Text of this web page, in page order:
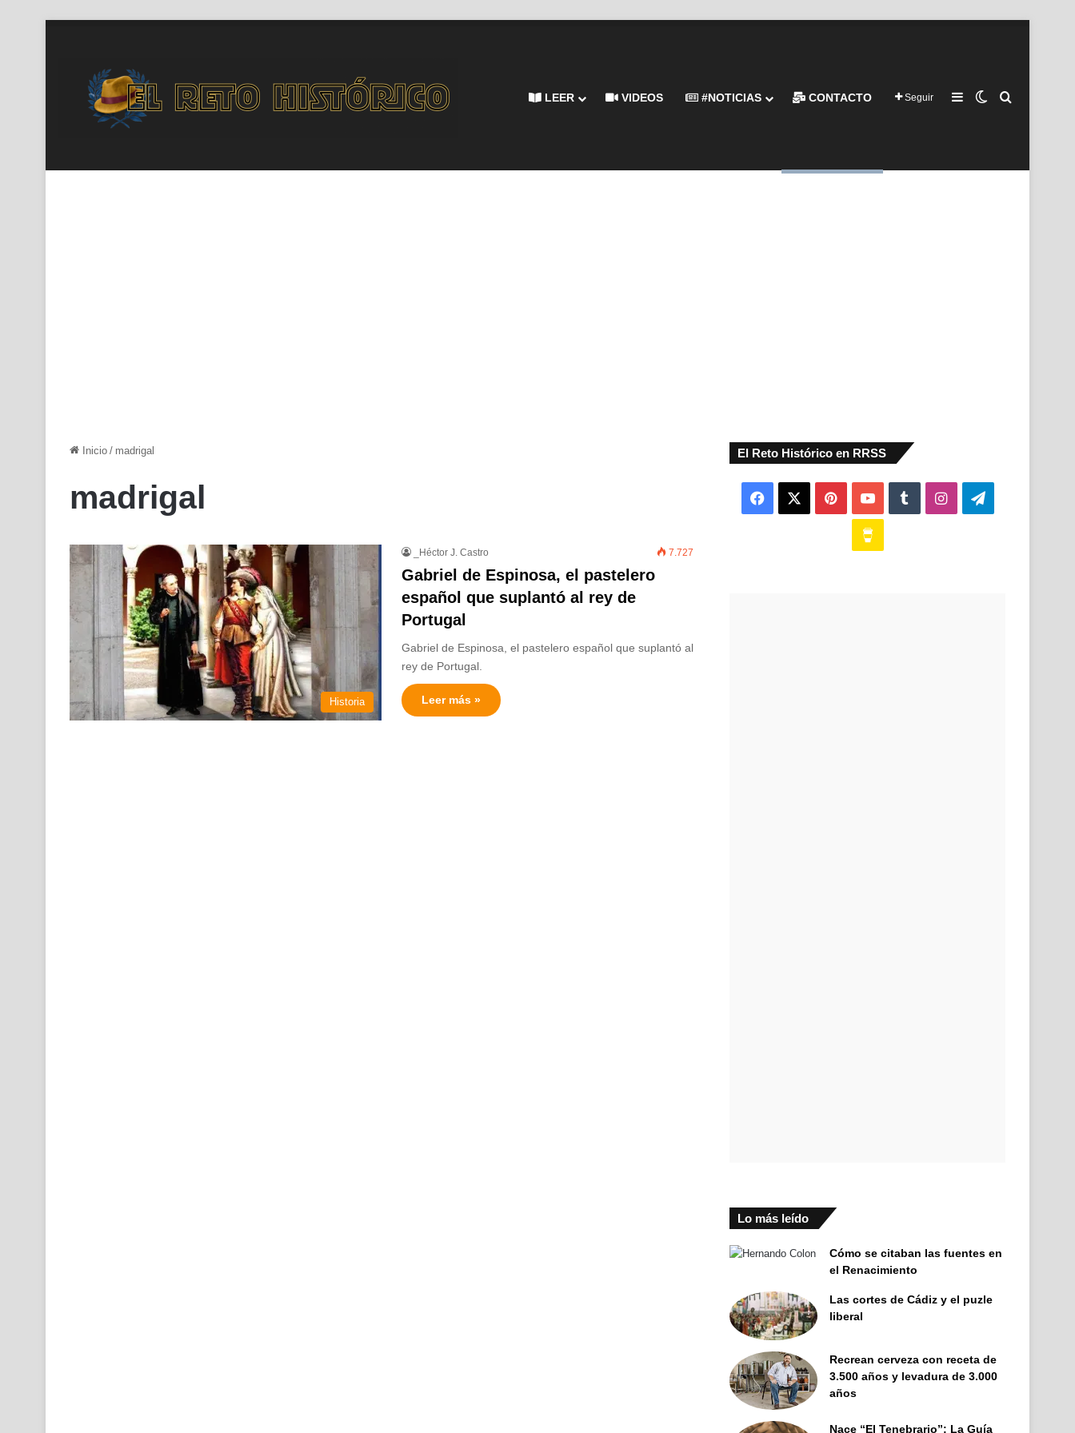
LEER VIDEOS #NOTICIAS CONTACTO Seguir Barra lateral
Switch skin
Inicio / madrigal
madrigal
Historia
_Héctor J. Castro 7.727
Gabriel de Espinosa, el pastelero
español que suplantó al rey de
Portugal
Gabriel de Espinosa, el pastelero español que suplantó al
rey de Portugal.
Leer más »
El Reto Histórico en RRSS
Facebook PinterestYouTubeTumblrInstagramTelegram
Lo más leído
Cómo se citaban las fuentes en
el Renacimiento
Las cortes de Cádiz y el puzle
liberal
Recrean cerveza con receta de
3.500 años y levadura de 3.000
años
Nace “El Tenebrario”: La Guía